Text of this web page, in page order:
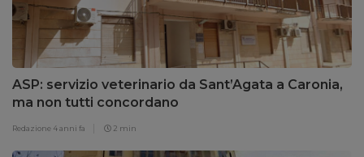
ASP: servizio veterinario da Sant’Agata a Caronia,
ma non tutti concordano
Redazione 4 anni fa 2 min